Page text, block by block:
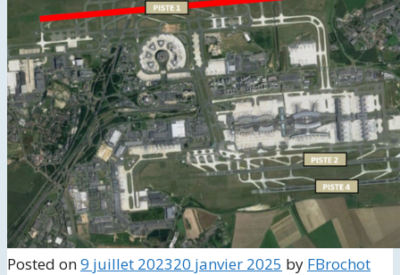
Posted on9 juillet 202320 janvier 2025 by FBrochot